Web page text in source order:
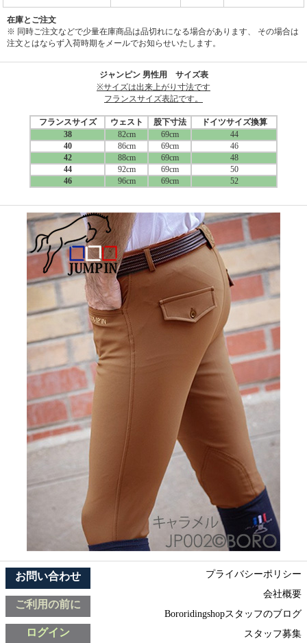
在庫とご注文
※ 同時ご注文などで少量在庫商品は品切れになる場合があります、 その場合は
注文とはならず入荷時期をメールでお知らせいたします。
ジャンピン 男性用 サイズ表
※サイズは出来上がり寸法です
フランスサイズ表記です。
フランスサイズ ウェスト 股下寸法
ドイツサイズ換算
38
82cm 69cm
44
40
86cm 69cm
46
42
88cm 69cm
48
44
92cm 69cm
50
46
96cm 69cm 52
お問い合わせ
ご利用の前に
ログイン
プライバシーポリシー
会社概要
Bororidingshopスタッフのブログ
スタッフ募集